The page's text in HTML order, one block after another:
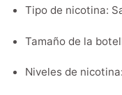
Tipo de nicotina:
Tamaño de la
Niveles de